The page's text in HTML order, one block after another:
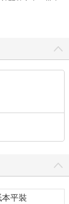
弱勢之中，幾次
宣布徹底摘牌，
劉宋王朝。
叫劉裕。
兄弟、庾亮兄
養的，基本都是
裡玩得很高調很
登峰造極、能把
，就是打死他們
盲一路逆襲而
已經說過，這裡
本平裝